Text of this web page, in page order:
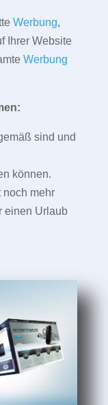
Werbung,
Ihrer Website
Werbung
sind und
können.
noch mehr
einen Urlaub